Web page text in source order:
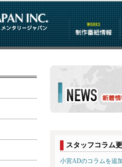
制作番組情報
スタッフコラム
小宮ADのコラムを追